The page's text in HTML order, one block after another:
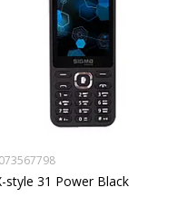
style 31 Power Black